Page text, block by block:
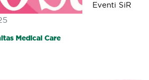
Eventi SiR
Medical Care